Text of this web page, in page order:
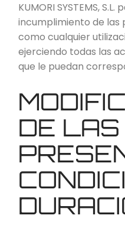
KUMORI SYSTEMS,
incumplimiento de las
como cualquier
ejerciendo todas las
que le puedan
DE LAS